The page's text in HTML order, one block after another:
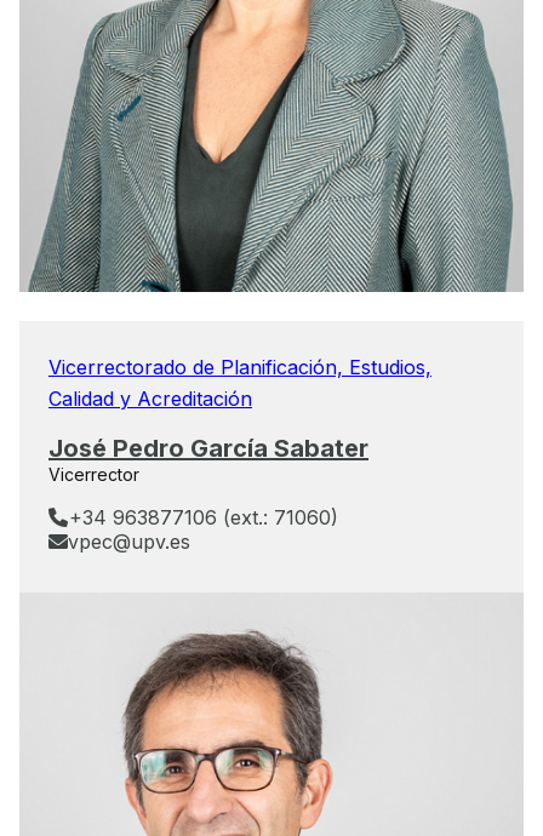
Vicerrectorado de Planificación, Estudios,
Calidad y Acreditación
José Pedro García Sabater
Vicerrector
+34 963877106 (ext.: 71060)
vpec@upv.es